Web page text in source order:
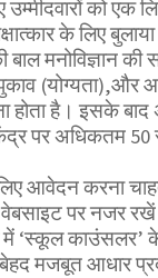
उम्मीदवारों को एक
के लिए
मनोविज्ञान
(योग्यता),और
है। इसके बाद
पर अधिकतम 50
आवेदन करना
पर नजर
में ‘स्कूल काउंसलर’
मजबूत आधार